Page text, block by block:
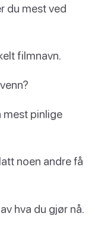
du mest ved
filmnavn.
mest pinlige
noen andre få
hva du gjør nå.